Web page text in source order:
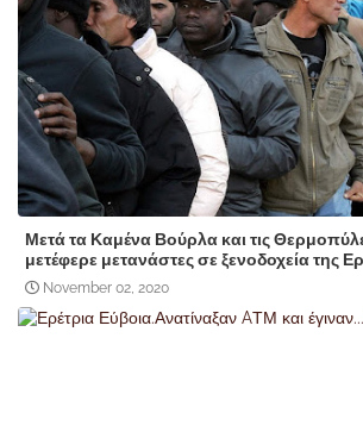
Μετά τα Καμένα Βούρλα και τις
μετέφερε μετανάστες σε ξενοδοχεία της
November 02, 2020